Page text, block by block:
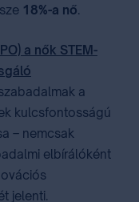
18%-a nő.
a nők STEM-
a
kulcsfontosságú
– nemcsak
elbírálóként
jelenti.